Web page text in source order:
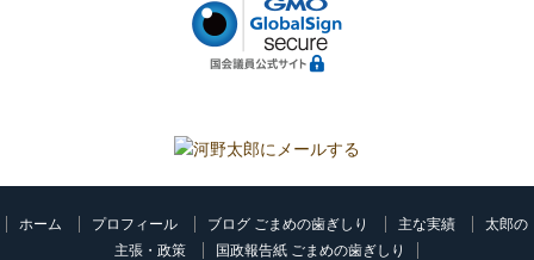
ホーム プロフィール ブログ ごまめの歯ぎしり 主な実績
太郎の
主張・政策
国政報告紙 ごまめの歯ぎしり